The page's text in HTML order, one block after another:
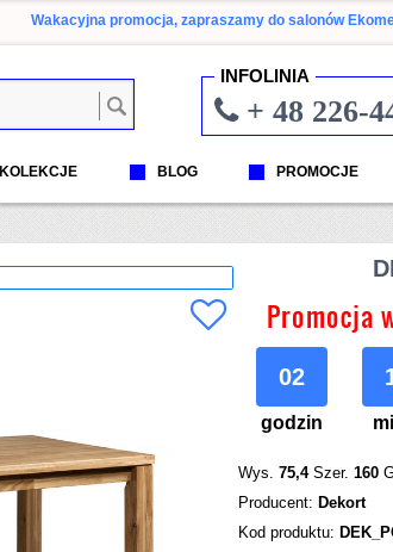
Wakacyjna promocja, zapraszamy do salonów
INFOLINIA
+ 48 226-
KOLEKCJE BLOG PROMOCJE
Promocja
02
godzin
Wys.75,4Szer.160
Producent: Dekort
Kod produktu: